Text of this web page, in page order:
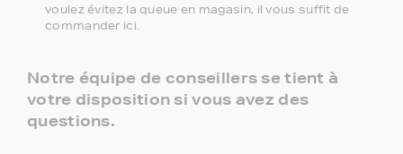
voulez évitez la queue en magasin, il vous suffit de
commander ici.
Notre équipe de conseillers se tient à
votre disposition si vous avez des
questions.